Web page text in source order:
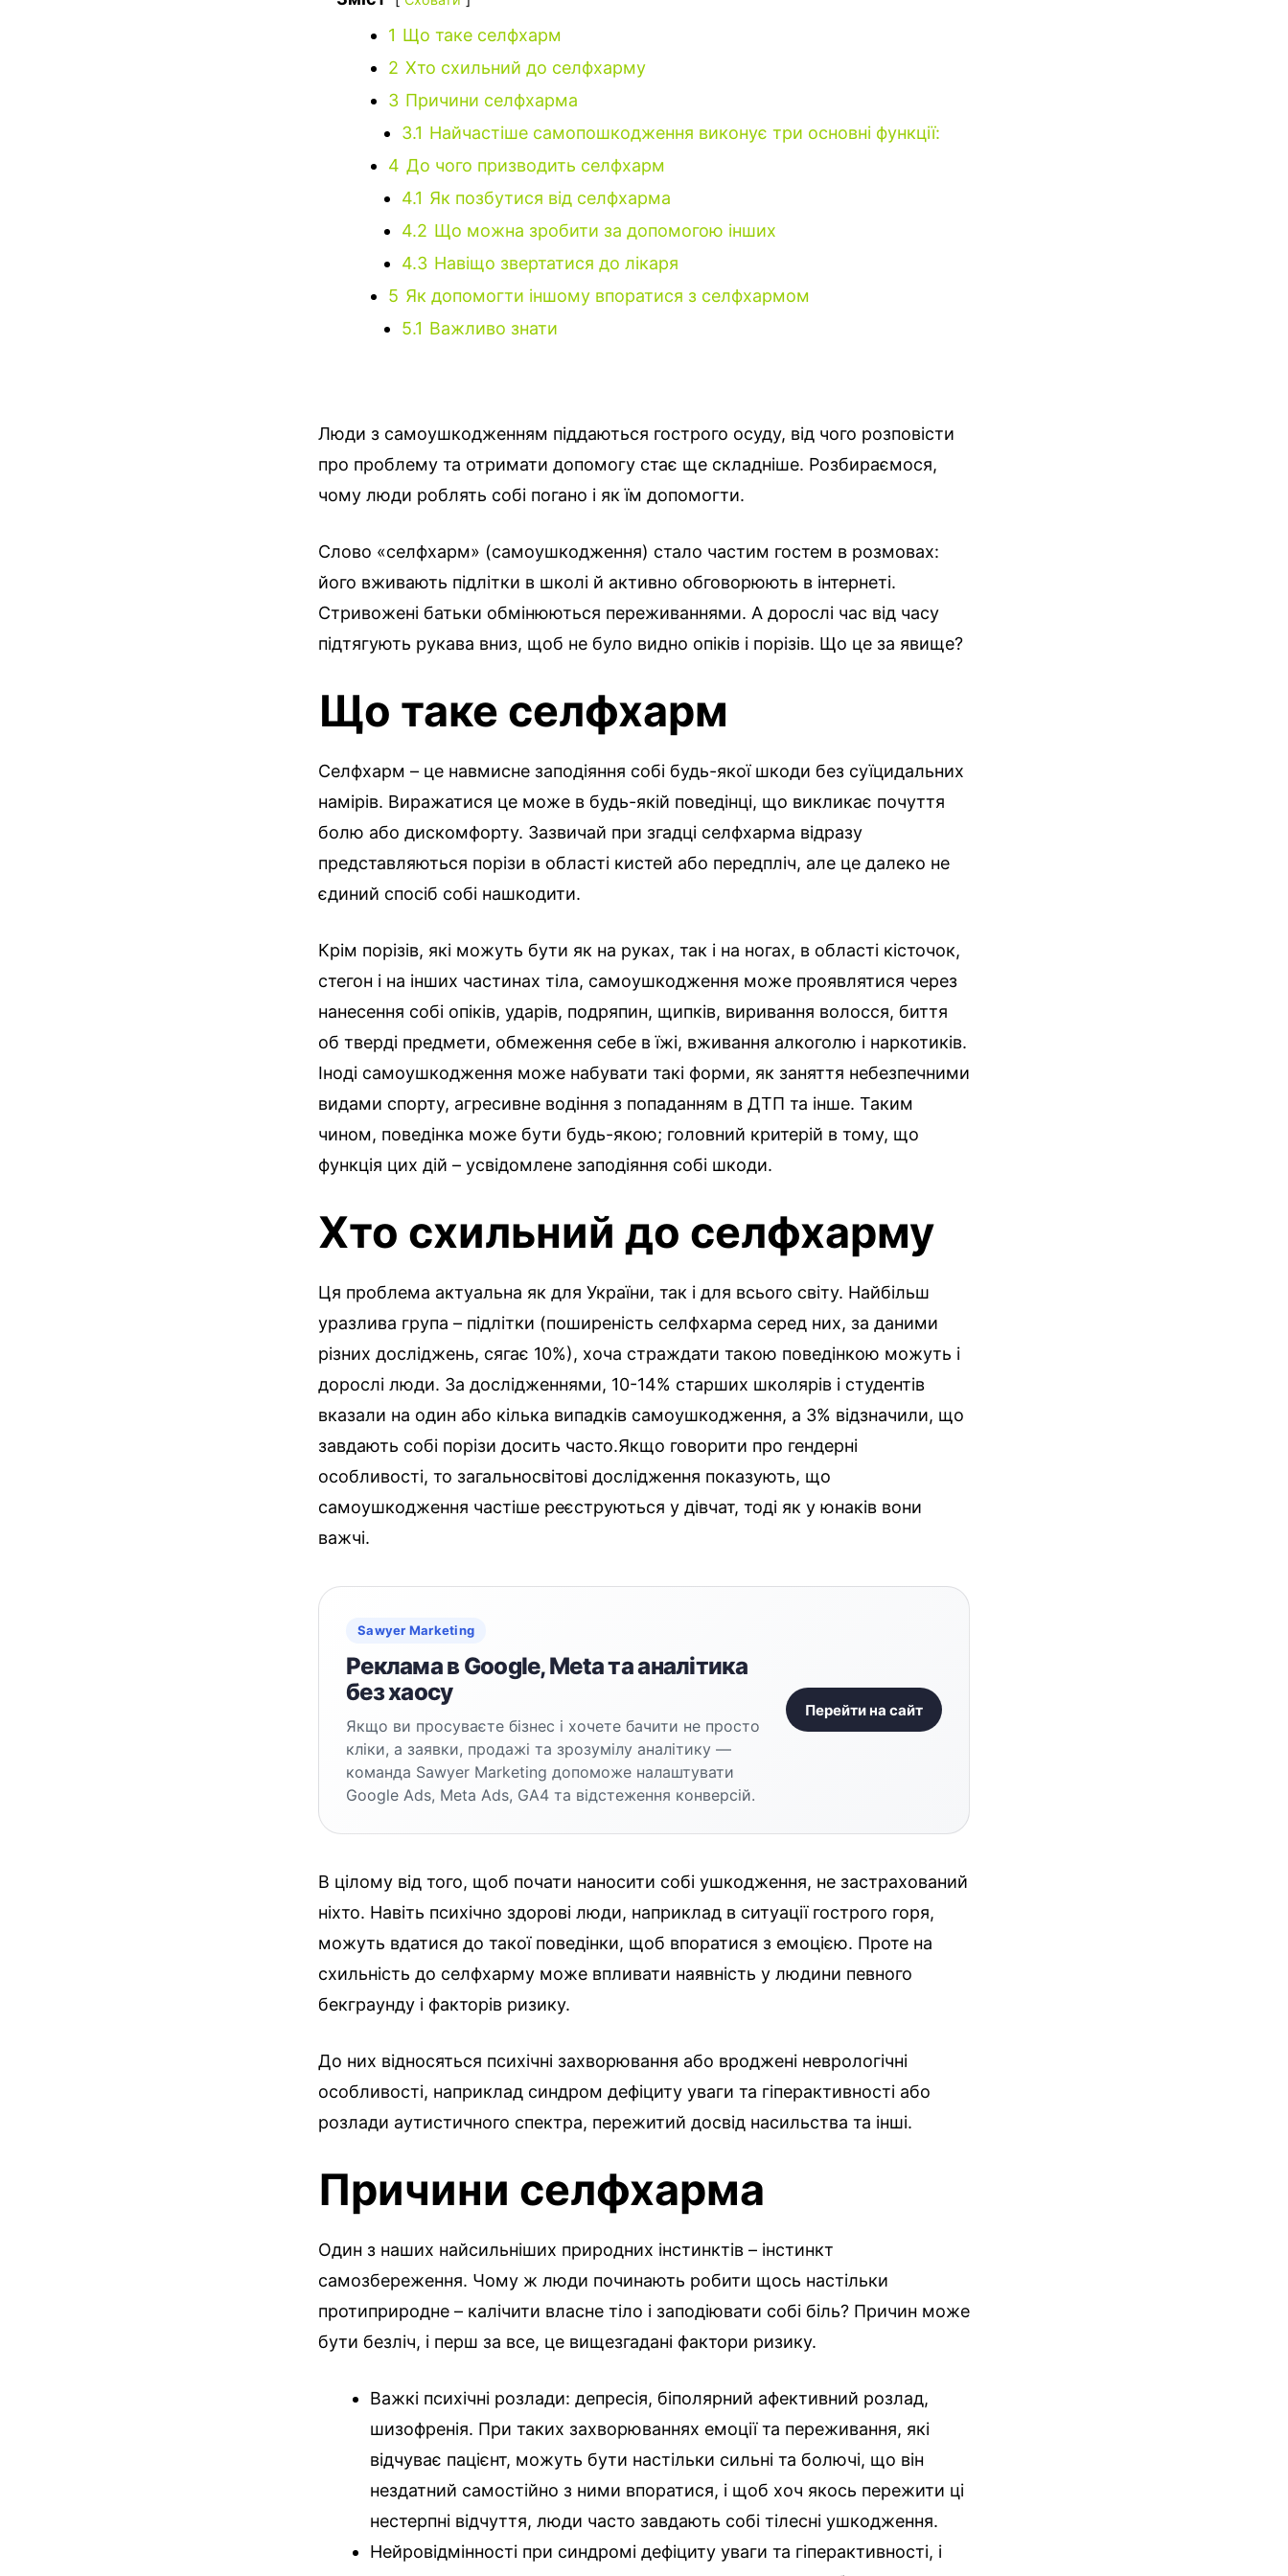
1 Що таке селфхарм
2 Хто схильний до селфхарму
3 Причини селфхарма
3.1 Найчастіше самопошкодження виконує три основні функції:
4 До чого призводить селфхарм
4.1 Як позбутися від селфхарма
4.2 Що можна зробити за допомогою інших
4.3 Навіщо звертатися до лікаря
5 Як допомогти іншому впоратися з селфхармом
5.1 Важливо знати
Люди з самоушкодженням піддаються гострого осуду, від чого розповісти
про проблему та отримати допомогу стає ще складніше. Розбираємося,
чому люди роблять собі погано і як їм допомогти.
Слово «селфхарм» (самоушкодження) стало частим гостем в розмовах:
його вживають підлітки в школі й активно обговорюють в інтернеті.
Стривожені батьки обмінюються переживаннями. А дорослі час від часу
підтягують рукава вниз, щоб не було видно опіків і порізів. Що це за явище?
Що таке селфхарм
Селфхарм – це навмисне заподіяння собі будь-якої шкоди без суїцидальних
намірів. Виражатися це може в будь-якій поведінці, що викликає почуття
болю або дискомфорту. Зазвичай при згадці селфхарма відразу
представляються порізи в області кистей або передпліч, але це далеко не
єдиний спосіб собі нашкодити.
Крім порізів, які можуть бути як на руках, так і на ногах, в області кісточок,
стегон і на інших частинах тіла, самоушкодження може проявлятися через
нанесення собі опіків, ударів, подряпин, щипків, виривання волосся, биття
об тверді предмети, обмеження себе в їжі, вживання алкоголю і наркотиків.
Іноді самоушкодження може набувати такі форми, як заняття небезпечними
видами спорту, агресивне водіння з попаданням в ДТП та інше. Таким
чином, поведінка може бути будь-якою; головний критерій в тому, що
функція цих дій – усвідомлене заподіяння собі шкоди.
Хто схильний до селфхарму
Ця проблема актуальна як для України, так і для всього світу. Найбільш
уразлива група – підлітки (поширеність селфхарма серед них, за даними
різних досліджень, сягає 10%), хоча страждати такою поведінкою можуть і
дорослі люди. За дослідженнями, 10-14% старших школярів і студентів
вказали на один або кілька випадків самоушкодження, а 3% відзначили, що
завдають собі порізи досить часто.Якщо говорити про гендерні
особливості, то загальносвітові дослідження показують, що
самоушкодження частіше реєструються у дівчат, тоді як у юнаків вони
важчі.
Sawyer Marketing
Реклама в Google, Meta та аналітика
без хаосу
Якщо ви просуваєте бізнес і хочете бачити не просто
кліки, а заявки, продажі та зрозумілу аналітику —
команда Sawyer Marketing допоможе налаштувати
Google Ads, Meta Ads, GA4 та відстеження конверсій.
Перейти на сайт
В цілому від того, щоб почати наносити собі ушкодження, не застрахований
ніхто. Навіть психічно здорові люди, наприклад в ситуації гострого горя,
можуть вдатися до такої поведінки, щоб впоратися з емоцією. Проте на
схильність до селфхарму може впливати наявність у людини певного
бекграунду і факторів ризику.
До них відносяться психічні захворювання або вроджені неврологічні
особливості, наприклад синдром дефіциту уваги та гіперактивності або
розлади аутистичного спектра, пережитий досвід насильства та інші.
Причини селфхарма
Один з наших найсильніших природних інстинктів – інстинкт
самозбереження. Чому ж люди починають робити щось настільки
протиприродне – калічити власне тіло і заподіювати собі біль? Причин може
бути безліч, і перш за все, це вищезгадані фактори ризику.
Важкі психічні розлади: депресія, біполярний афективний розлад,
шизофренія. При таких захворюваннях емоції та переживання, які
відчуває пацієнт, можуть бути настільки сильні та болючі, що він
нездатний самостійно з ними впоратися, і щоб хоч якось пережити ці
нестерпні відчуття, люди часто завдають собі тілесні ушкодження.
Нейровідмінності при синдромі дефіциту уваги та гіперактивності, і